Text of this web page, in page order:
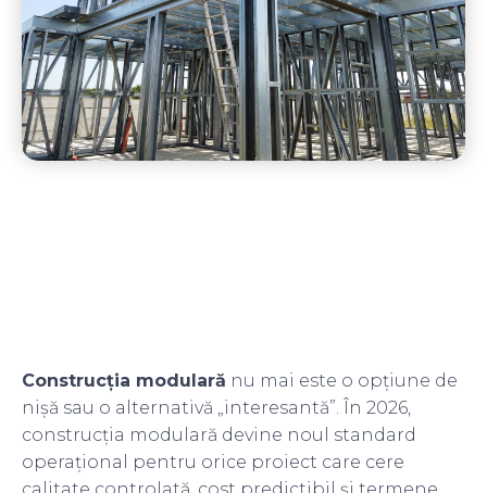
Construcția modulară nu mai este o opțiune de
nișă sau o alternativă „interesantă”. În 2026,
construcția modulară devine noul standard
operațional pentru orice proiect care cere